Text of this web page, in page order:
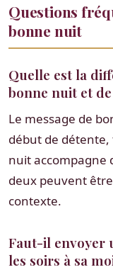
Questions
bonne nuit
Quelle est la
bonne nuit et
Le message de
début de détente,
nuit accompagne
deux peuvent
contexte.
Faut-il envoyer
les soirs à sa